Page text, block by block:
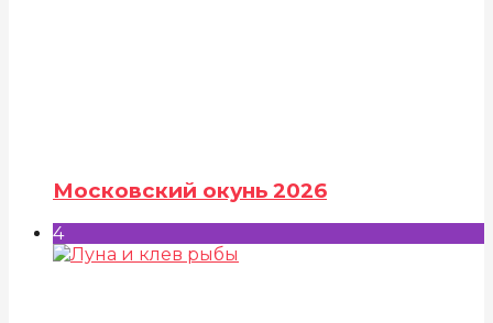
Московский окунь 2026
4